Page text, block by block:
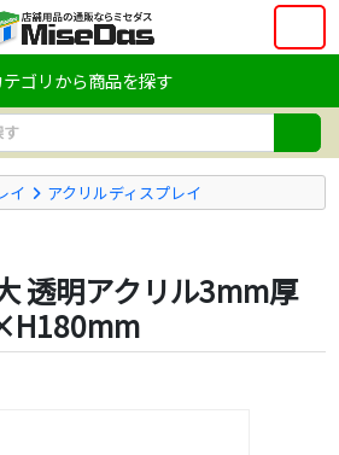
テゴリから商品を探す
イ アクリルディスプレイ
透明アクリル3mm厚